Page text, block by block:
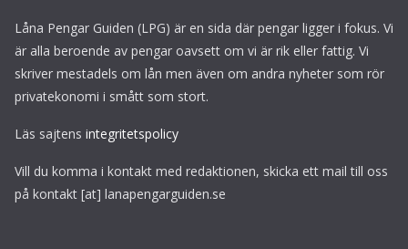
Låna Pengar Guiden (LPG) är en sida där pengar ligger i fokus. Vi
är alla beroende av pengar oavsett om vi är rik eller fattig. Vi
skriver mestadels om lån men även om andra nyheter som rör
privatekonomi i smått som stort.
Läs sajtens integritetspolicy
Vill du komma i kontakt med redaktionen, skicka ett mail till oss
på kontakt [at] lanapengarguiden.se